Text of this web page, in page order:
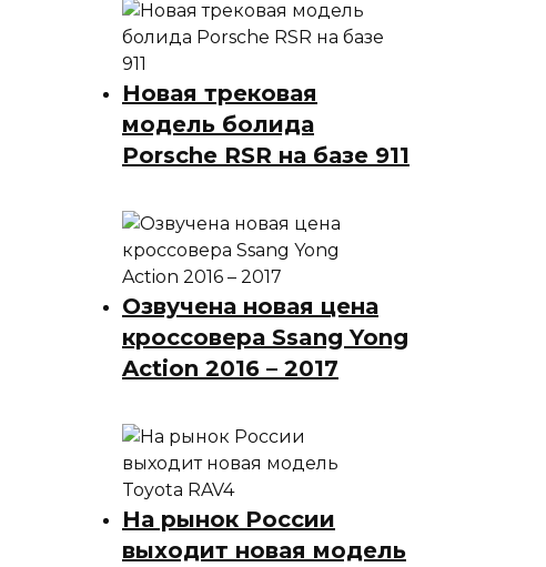
Новая трековая
модель болида
Porsche RSR на базе 911
Озвучена новая цена
кроссовера Ssang Yong
Action 2016 – 2017
На рынок России
выходит новая модель